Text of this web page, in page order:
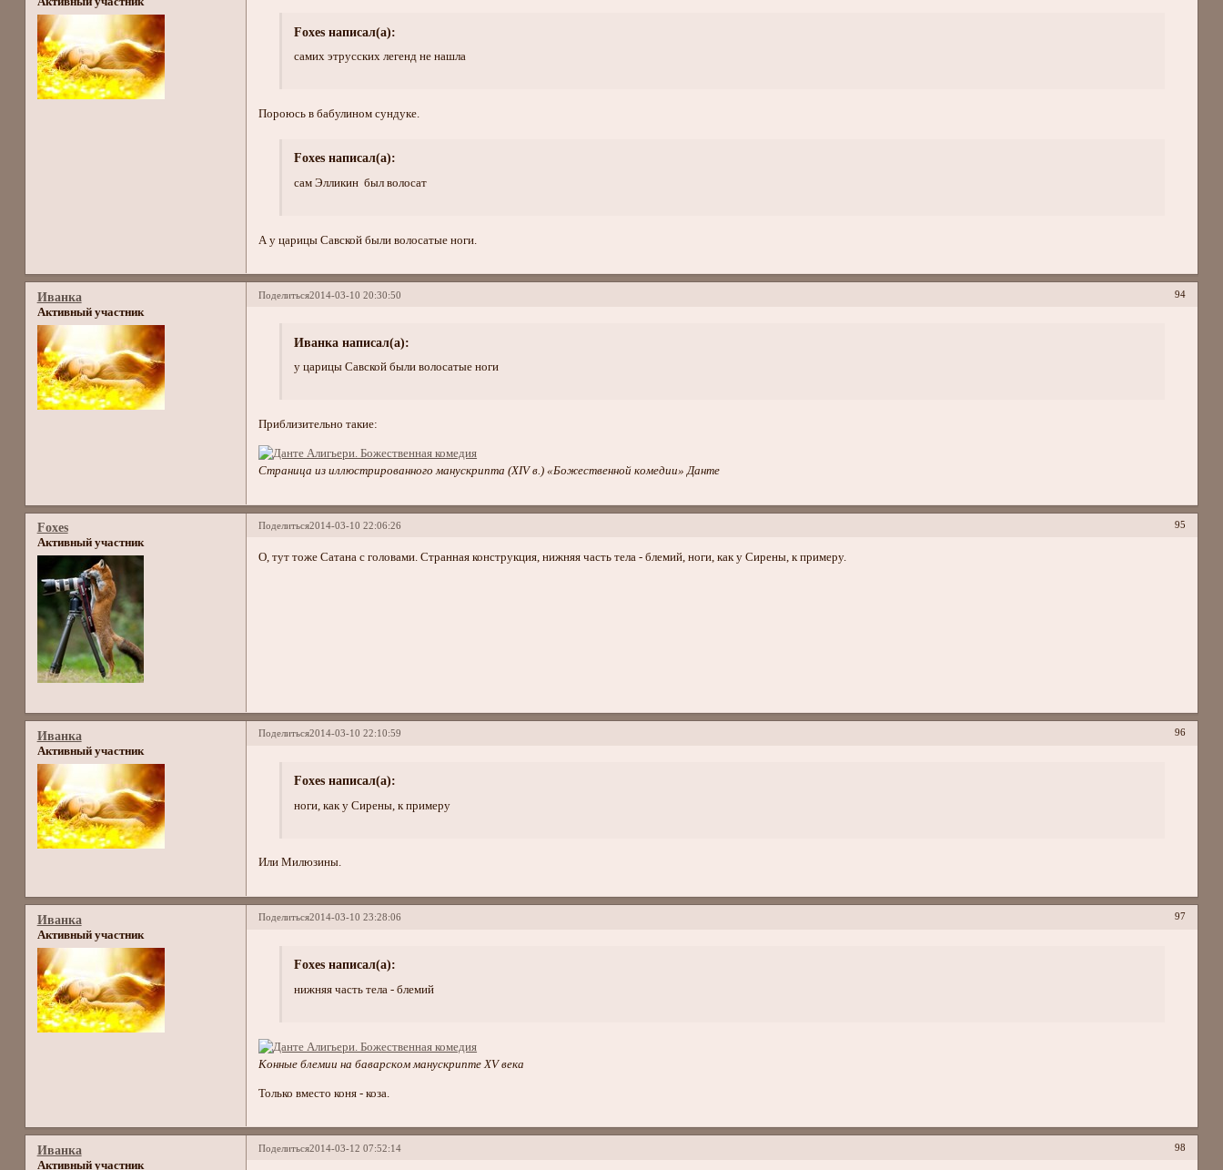
Foxes написал(а):
самих этрусских легенд не нашла
Пороюсь в бабулином сундуке.
Foxes написал(а):
сам Элликин был волосат
А у царицы Савской были волосатые ноги.
Поделиться 94
2014-03-10 20:30:50
Иванка
Активный участник
Иванка написал(а):
у царицы Савской были волосатые ноги
Приблизительно такие:
Страница из иллюстрированного манускрипта (XIV в.) «Божественной комедии» Данте
Поделиться 95
2014-03-10 22:06:26
Foxes
Активный участник
О, тут тоже Сатана с головами. Странная конструкция, нижняя часть тела - блемий, ноги, как у Сирены, к примеру.
Поделиться 96
2014-03-10 22:10:59
Иванка
Активный участник
Foxes написал(а):
ноги, как у Сирены, к примеру
Или Милюзины.
Поделиться 97
2014-03-10 23:28:06
Иванка
Активный участник
Foxes написал(а):
нижняя часть тела - блемий
Конные блемии на баварском манускрипте XV века
Только вместо коня - коза.
Поделиться 98
2014-03-12 07:52:14
Иванка
Активный участник